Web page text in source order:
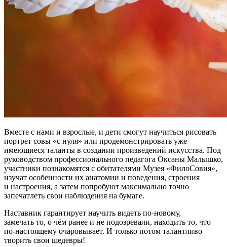
Вместе с нами и взрослые, и дети смогут научиться рисовать
портрет совы «с нуля» или продемонстрировать уже
имеющиеся таланты в создании произведений искусства. Под
руководством профессионального педагога Оксаны Малышко,
участники познакомятся с обитателями Музея «ФилоСовия»,
изучат особенности их анатомии и поведения, строения
и настроения, а затем попробуют максимально точно
запечатлеть свои наблюдения на бумаге.
Наставник гарантирует научить видеть по-новому,
замечать то, о чём ранее и не подозревали, находить то, что
по-настоящему очаровывает. И только потом талантливо
творить свои шедевры!